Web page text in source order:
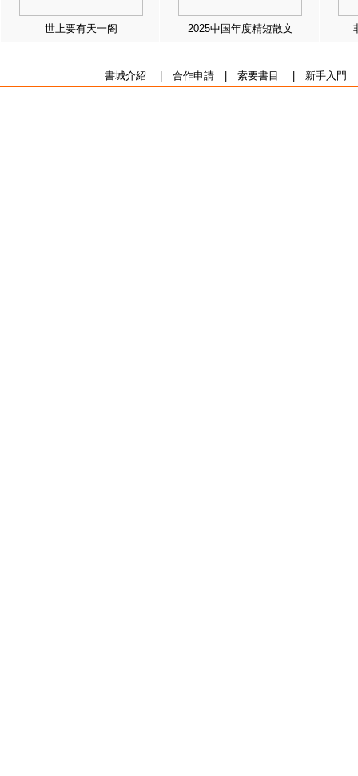
世上要有天一阁 2025中国年度精短散文
書城介紹 合作申請| 索要書目 新手入門